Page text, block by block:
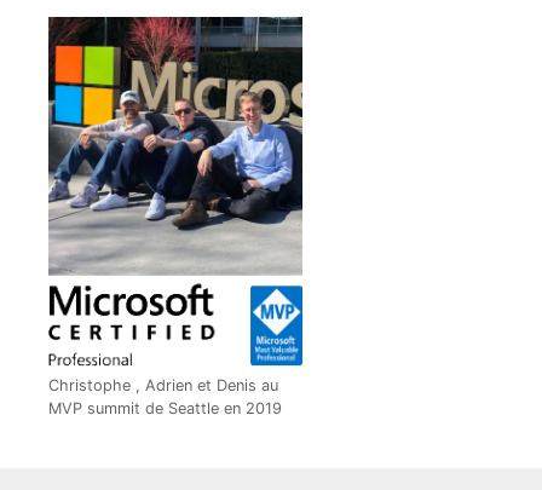
Christophe , Adrien et Denis au
MVP summit de Seattle en 2019